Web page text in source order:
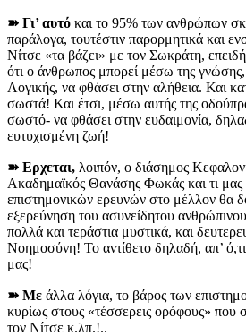
➽ Γι’ αυτό και το 95% των ανθρώπων
παράλογα, τουτέστιν παρορμητικά και
Νίτσε «τα βάζει» με τον Σωκράτη, επειδή
ότι ο άνθρωπος μπορεί μέσω της
Λογικής, να φθάσει στην αλήθεια. Και
σωστά! Και έτσι, μέσω αυτής της
σωστό- να φθάσει στην ευδαιμονία,
ευτυχισμένη ζωή!
➽ Ερχεται, λοιπόν, ο διάσημος
Ακαδημαϊκός Θανάσης Φωκάς και τι μας
επιστημονικών ερευνών στο μέλλον θα
εξερεύνηση του ασυνείδητου
πολλά και τεράστια μυστικά, και
Νοημοσύνη! Το αντίθετο δηλαδή, απ’ ό,τι
μας!
➽ Με άλλα λόγια, το βάρος των
κυρίως στους «τέσσερεις ορόφους» που
τον Νίτσε κ.λπ.!..